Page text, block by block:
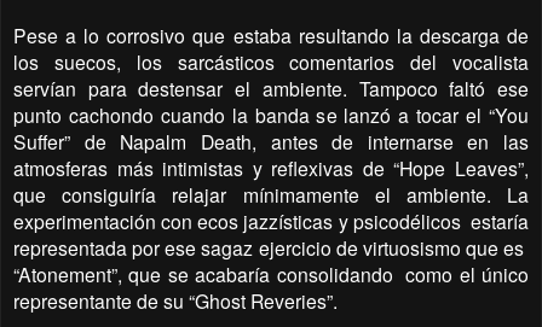
Pese a lo corrosivo que estaba resultando la descarga de
los suecos, los sarcásticos comentarios del vocalista
servían para destensar el ambiente. Tampoco faltó ese
punto cachondo cuando la banda se lanzó a tocar el “You
Suffer” de Napalm Death, antes de internarse en las
atmosferas más intimistas y reflexivas de “Hope Leaves”,
que consiguiría relajar mínimamente el ambiente. La
experimentación con ecos jazzísticas y psicodélicos estaría
representada por ese sagaz ejercicio de virtuosismo que es
“Atonement”, que se acabaría consolidando como el único
representante de su “Ghost Reveries”.